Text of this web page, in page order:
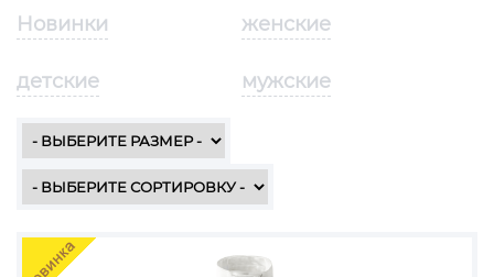
Новинки женские
детские мужские